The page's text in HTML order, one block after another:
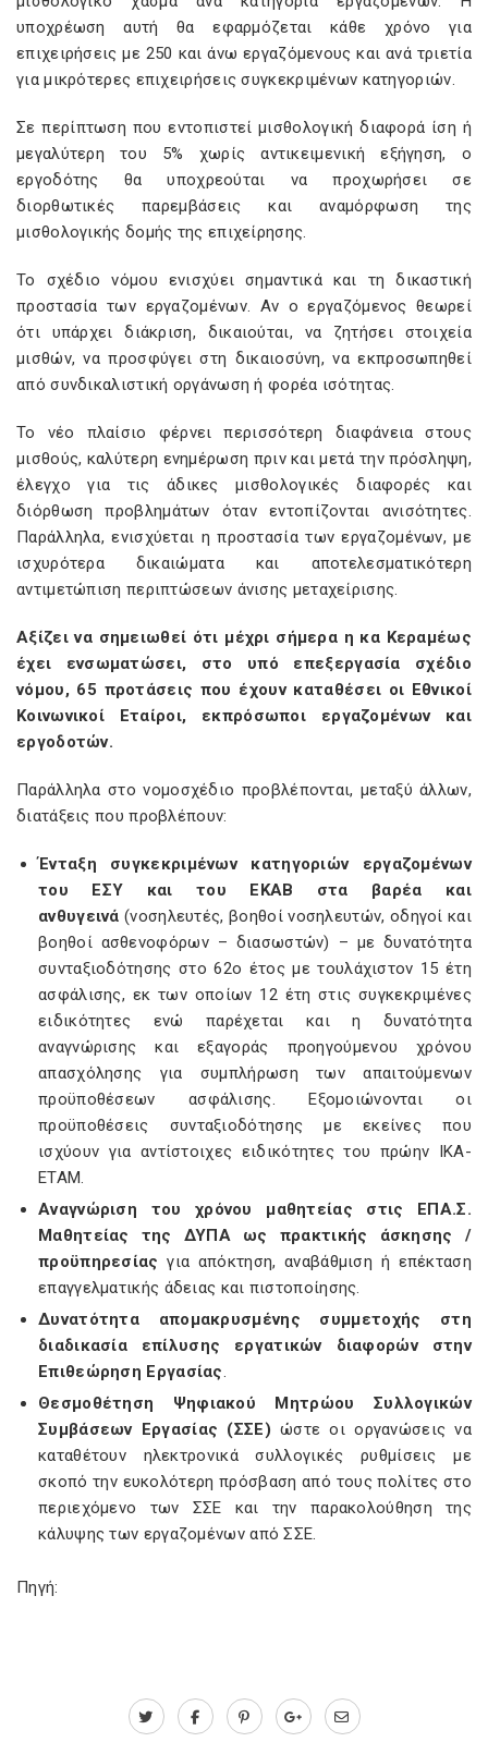
υποχρέωση αυτή θα εφαρμόζεται κάθε χρόνο για
επιχειρήσεις με 250 και άνω εργαζόμενους και ανά τριετία
για μικρότερες επιχειρήσεις συγκεκριμένων κατηγοριών.
Σε περίπτωση που εντοπιστεί μισθολογική διαφορά ίση ή
μεγαλύτερη του 5% χωρίς αντικειμενική εξήγηση, ο
εργοδότης θα υποχρεούται να προχωρήσει σε
διορθωτικές παρεμβάσεις και αναμόρφωση της
μισθολογικής δομής της επιχείρησης.
Το σχέδιο νόμου ενισχύει σημαντικά και τη δικαστική
προστασία των εργαζομένων. Αν ο εργαζόμενος θεωρεί
ότι υπάρχει διάκριση, δικαιούται, να ζητήσει στοιχεία
μισθών, να προσφύγει στη δικαιοσύνη, να εκπροσωπηθεί
από συνδικαλιστική οργάνωση ή φορέα ισότητας.
Το νέο πλαίσιο φέρνει περισσότερη διαφάνεια στους
μισθούς, καλύτερη ενημέρωση πριν και μετά την πρόσληψη,
έλεγχο για τις άδικες μισθολογικές διαφορές και
διόρθωση προβλημάτων όταν εντοπίζονται ανισότητες.
Παράλληλα, ενισχύεται η προστασία των εργαζομένων, με
ισχυρότερα δικαιώματα και αποτελεσματικότερη
αντιμετώπιση περιπτώσεων άνισης μεταχείρισης.
Αξίζει να σημειωθεί ότι μέχρι σήμερα η κα Κεραμέως
έχει ενσωματώσει, στο υπό επεξεργασία σχέδιο
νόμου, 65 προτάσεις που έχουν καταθέσει οι Εθνικοί
Κοινωνικοί Εταίροι, εκπρόσωποι εργαζομένων και
εργοδοτών.
Παράλληλα στο νομοσχέδιο προβλέπονται, μεταξύ άλλων,
διατάξεις που προβλέπουν:
Ένταξη συγκεκριμένων κατηγοριών εργαζομένων
του ΕΣΥ και του ΕΚΑΒ στα βαρέα και
ανθυγεινά (νοσηλευτές, βοηθοί νοσηλευτών, οδηγοί και
βοηθοί ασθενοφόρων – διασωστών) – με δυνατότητα
συνταξιοδότησης στο 62ο έτος με τουλάχιστον 15 έτη
ασφάλισης, εκ των οποίων 12 έτη στις συγκεκριμένες
ειδικότητες ενώ παρέχεται και η δυνατότητα
αναγνώρισης και εξαγοράς προηγούμενου χρόνου
απασχόλησης για συμπλήρωση των απαιτούμενων
προϋποθέσεων ασφάλισης. Εξομοιώνονται οι
προϋποθέσεις συνταξιοδότησης με εκείνες που
ισχύουν για αντίστοιχες ειδικότητες του πρώην ΙΚΑ-
ΕΤΑΜ.
Αναγνώριση του χρόνου μαθητείας στις ΕΠΑ.Σ.
Μαθητείας της ΔΥΠΑ ως πρακτικής άσκησης /
προϋπηρεσίας για απόκτηση, αναβάθμιση ή επέκταση
επαγγελματικής άδειας και πιστοποίησης.
Δυνατότητα απομακρυσμένης συμμετοχής στη
διαδικασία επίλυσης εργατικών διαφορών στην
Επιθεώρηση Εργασίας.
Θεσμοθέτηση Ψηφιακού Μητρώου Συλλογικών
Συμβάσεων Εργασίας (ΣΣΕ) ώστε οι οργανώσεις να
καταθέτουν ηλεκτρονικά συλλογικές ρυθμίσεις με
σκοπό την ευκολότερη πρόσβαση από τους πολίτες στο
περιεχόμενο των ΣΣΕ και την παρακολούθηση της
κάλυψης των εργαζομένων από ΣΣΕ.
Πηγή: